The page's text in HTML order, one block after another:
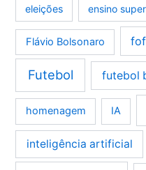
eleições ensino
Flávio Bolsonaro
Futebol futebol
homenagem IA
inteligência artificial